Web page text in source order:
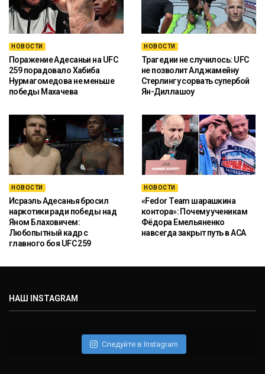
НОВОСТИ
Поражение Адесаньи на UFC
259 порадовало Хабиба
Нурмагомедова не меньше
победы Махачева
НОВОСТИ
Трагедии не случилось: UFC
не позволит Алджамейну
Стерлингу сорвать супербой
Ян-Диллашоу
НОВОСТИ
Исраэль Адесанья бросил
наркотики ради победы над
Яном Блаховичем:
Любопытный кадр с
главного боя UFC 259
НОВОСТИ
«Fedor Team шарашкина
контора»: Почему ученикам
Фёдора Емельяненко
навсегда закрыт путь в ACA
НАШ INSTAGRAM
Следуйте в Instagram